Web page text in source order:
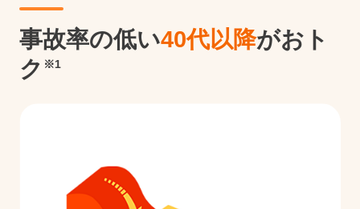
事故率の低い40代以降がおト
ク ※1